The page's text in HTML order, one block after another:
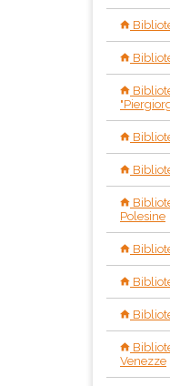
Polesine
Venezze